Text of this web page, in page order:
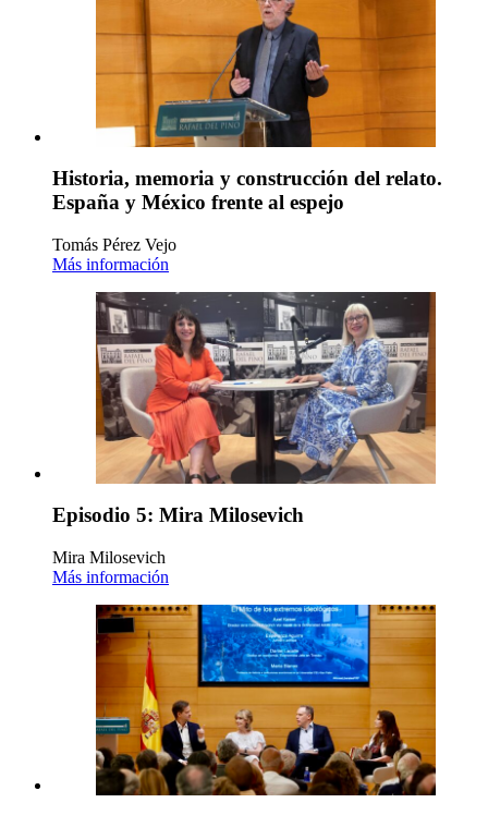
Historia, memoria y construcción del relato.
España y México frente al espejo
Tomás Pérez Vejo
Más información
Episodio 5: Mira Milosevich
Mira Milosevich
Más información